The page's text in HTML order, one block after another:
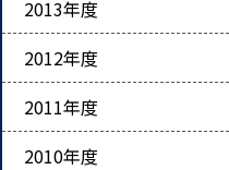
2013年度
2012年度
2011年度
2010年度